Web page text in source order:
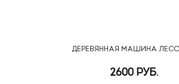
ДЕРЕВЯННАЯ МАШИНА
2600 РУБ.